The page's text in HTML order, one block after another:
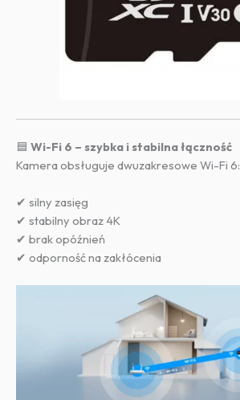
🟦 Wi-Fi 6 – szybka i stabilna łączność
Kamera obsługuje dwuzakresowe Wi-Fi 6:
✔ silny zasięg
✔ stabilny obraz 4K
✔ brak opóźnień
✔ odporność na zakłócenia